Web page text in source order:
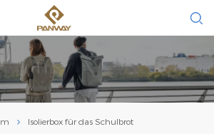
Isolierbox für das Schulbrot